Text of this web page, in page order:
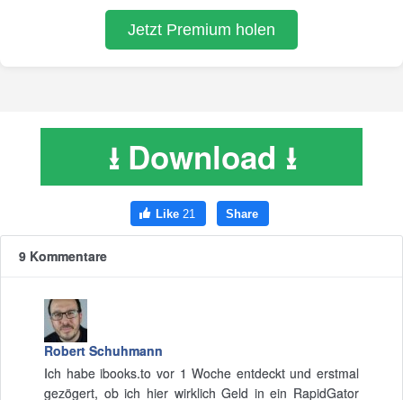
⭳ Download ⭳
9 Kommentare
Robert Schuhmann
Ich habe ibooks.to vor 1 Woche entdeckt und erstmal
gezögert, ob ich hier wirklich Geld in ein RapidGator